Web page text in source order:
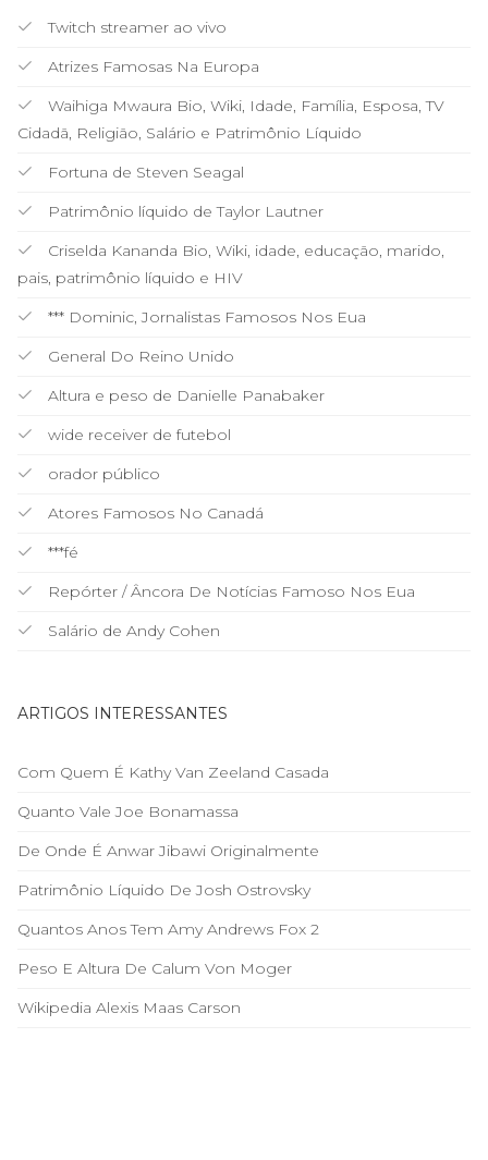
Twitch streamer ao vivo
Atrizes Famosas Na Europa
Waihiga Mwaura Bio, Wiki, Idade, Família, Esposa, TV
Cidadã, Religião, Salário e Patrimônio Líquido
Fortuna de Steven Seagal
Patrimônio líquido de Taylor Lautner
Criselda Kananda Bio, Wiki, idade, educação, marido,
pais, patrimônio líquido e HIV
*** Dominic, Jornalistas Famosos Nos Eua
General Do Reino Unido
Altura e peso de Danielle Panabaker
wide receiver de futebol
orador público
Atores Famosos No Canadá
***fé
Repórter / Âncora De Notícias Famoso Nos Eua
Salário de Andy Cohen
ARTIGOS INTERESSANTES
Com Quem É Kathy Van Zeeland Casada
Quanto Vale Joe Bonamassa
De Onde É Anwar Jibawi Originalmente
Patrimônio Líquido De Josh Ostrovsky
Quantos Anos Tem Amy Andrews Fox 2
Peso E Altura De Calum Von Moger
Wikipedia Alexis Maas Carson